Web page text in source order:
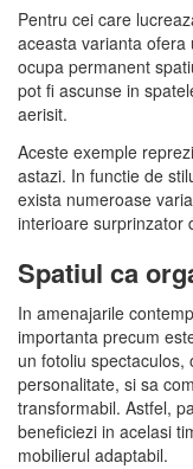
Pentru cei care
aceasta varianta ofera
ocupa permanent
pot fi ascunse in
aerisit.
Aceste exemple
astazi. In functie de
exista numeroase
interioare surprinzator
Spatiul ca
In amenajarile
importanta precum
un fotoliu spectaculos,
personalitate, si sa
transformabil. Astfel,
beneficiezi in acelasi
mobilierul adaptabil.